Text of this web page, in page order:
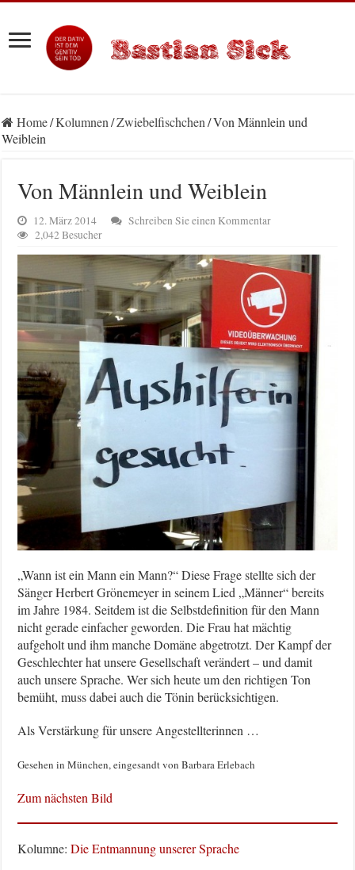
Home/Kolumnen/Zwiebelfischchen/Von Männlein und
Weiblein
Von Männlein und Weiblein
12. März 2014
Schreiben Sie einen Kommentar
2,042 Besucher
„Wann ist ein Mann ein Mann?“ Diese Frage stellte sich der
Sänger Herbert Grönemeyer in seinem Lied „Männer“ bereits
im Jahre 1984. Seitdem ist die Selbstdefinition für den Mann
nicht gerade einfacher geworden. Die Frau hat mächtig
aufgeholt und ihm manche Domäne abgetrotzt. Der Kampf der
Geschlechter hat unsere Gesellschaft verändert – und damit
auch unsere Sprache. Wer sich heute um den richtigen Ton
bemüht, muss dabei auch die Tönin berücksichtigen.
Als Verstärkung für unsere Angestellterinnen …
Gesehen in München, eingesandt von Barbara Erlebach
Zum nächsten Bild
Kolumne:Die Entmannung unserer Sprache